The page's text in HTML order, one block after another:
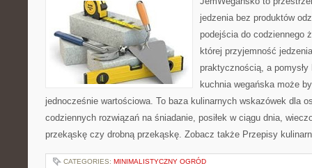
jedzenia bez produktów
podejścia do codziennego
której przyjemność
praktycznością, a
kuchnia wegańska może
jednocześnie wartościowa. To baza kulinarnych wskazówek dla
codziennych rozwiązań na śniadanie, posiłek w ciągu dnia,
przekąskę czy drobną przekąskę. Zobacz także Przepisy
CATEGORIES: MINIMALISTYCZNY OGRÓD